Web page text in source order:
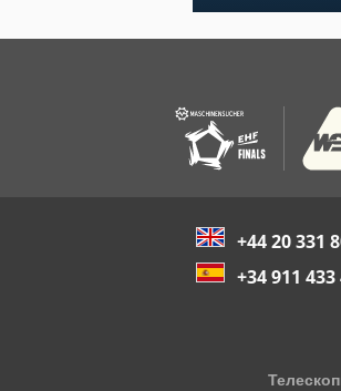
+44 20 331
+34 911 433